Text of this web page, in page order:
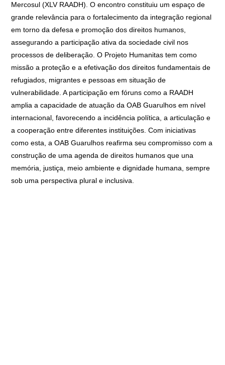
Mercosul (XLV RAADH). O encontro constituiu um espaço de
grande relevância para o fortalecimento da integração regional
em torno da defesa e promoção dos direitos humanos,
assegurando a participação ativa da sociedade civil nos
processos de deliberação. O Projeto Humanitas tem como
missão a proteção e a efetivação dos direitos fundamentais de
refugiados, migrantes e pessoas em situação de
vulnerabilidade. A participação em fóruns como a RAADH
amplia a capacidade de atuação da OAB Guarulhos em nível
internacional, favorecendo a incidência política, a articulação e
a cooperação entre diferentes instituições. Com iniciativas
como esta, a OAB Guarulhos reafirma seu compromisso com a
construção de uma agenda de direitos humanos que una
memória, justiça, meio ambiente e dignidade humana, sempre
sob uma perspectiva plural e inclusiva.